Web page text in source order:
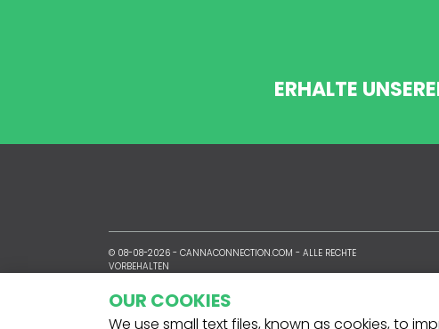
ERHALTE
© 08-08-2026 - CANNACONNECTION.COM - ALLE RECHTE
VORBEHALTEN
OUR COOKIES
We use small text files, known as cookies, to